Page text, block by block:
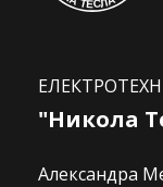
"Никола
Александра